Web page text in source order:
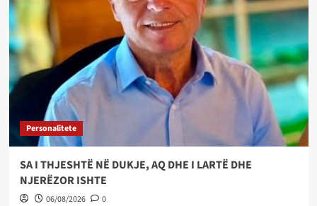
Personalitete
SA I THJESHTË NË DUKJE, AQ DHE I LARTË DHE
NJERËZOR ISHTE
06/08/2026 0